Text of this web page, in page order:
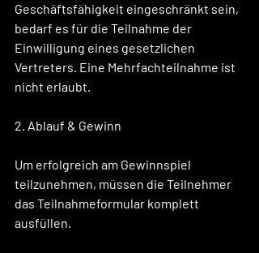
Geschäftsfähigkeit eingeschränkt sein,
bedarf es für die Teilnahme der
Einwilligung eines gesetzlichen
Vertreters. Eine Mehrfachteilnahme ist
nicht erlaubt.
2. Ablauf & Gewinn
Um erfolgreich am Gewinnspiel
teilzunehmen, müssen die Teilnehmer
das Teilnahmeformular komplett
ausfüllen.